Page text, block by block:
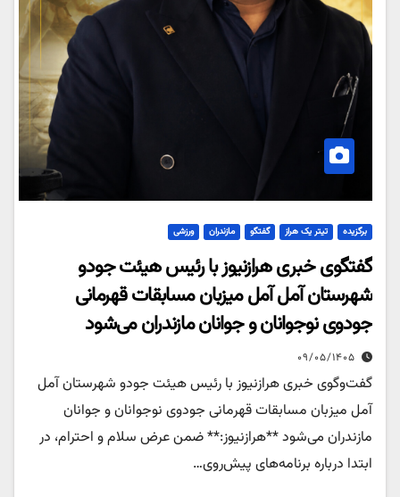
برگزیده تیتر یک هراز گفتگو مازندران ورزشی
گفتگوی خبری هرازنیوز با رئیس هیئت جودو
شهرستان آمل آمل میزبان مسابقات قهرمانی
جودوی نوجوانان و جوانان مازندران می‌شود
۰۹/۰۵/۱۴۰۵
گفت‌وگوی خبری هرازنیوز با رئیس هیئت جودو شهرستان آمل
آمل میزبان مسابقات قهرمانی جودوی نوجوانان و جوانان
مازندران می‌شود **هرازنیوز:** ضمن عرض سلام و احترام، در
ابتدا درباره برنامه‌های پیش‌روی…